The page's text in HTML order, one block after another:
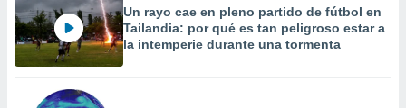
Un rayo cae en pleno partido de fútbol en
Tailandia: por qué es tan peligroso estar a
la intemperie durante una tormenta